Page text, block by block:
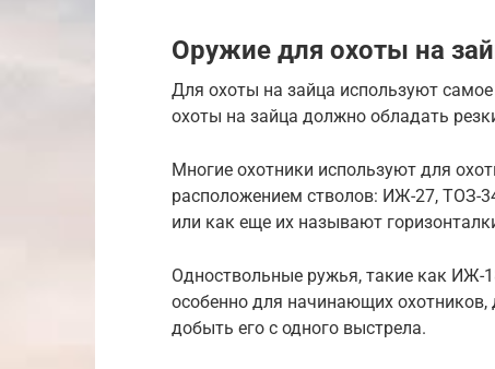
Оружие для охоты на
Для охоты на зайца используют
охоты на зайца должно обладать
Многие охотники используют для
расположением стволов: ИЖ-27, ТОЗ-
или как еще их называют
Одноствольные ружья, такие как ИЖ-
особенно для начинающих
добыть его с одного выстрела.